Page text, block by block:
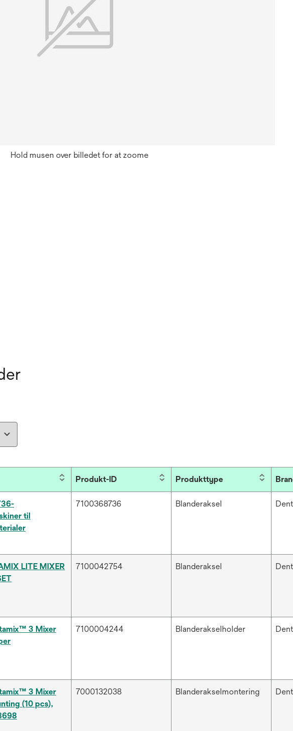
Hold musen over billedet for at zoome
Produkt-ID Produkttype
til
7100368736 Blanderaksel
LITE MIXER
7100042754 Blanderaksel
3 Mixer
7100004244 Blanderakselholder
3 Mixer
(10 pcs),
7000132038 Blanderakselmontering